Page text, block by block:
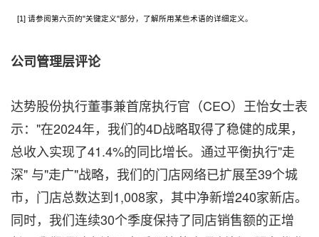
[1] 请参阅第六页的"关键定义"部分，了解所用某些术语的详细定义。
公司管理层评论
达势股份执行董事兼首席执行官（CEO）王怡女士表
示："在2024年，我们的4D战略取得了稳健的成果，
总收入实现了41.4%的同比增长。通过平衡执行"走
深" 与"走广"战略，我们的门店网络已扩展至39个城
市，门店总数达到1,008家，其中净新增240家新店。
同时，我们连续30个季度保持了同店销售额的正增